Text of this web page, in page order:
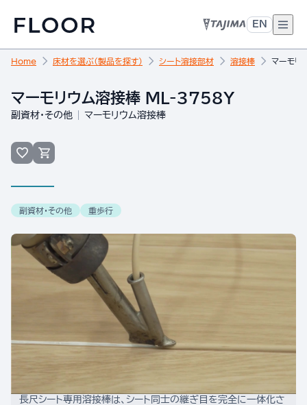
EN
Home 床材を選ぶ（製品を探す） シート溶接部材 溶接棒 マーモ
マーモリウム溶接棒 ML-3758Y
副資材・その他 マーモリウム溶接棒
副資材・その他 重歩行
長尺シート専用溶接棒は、シート同士の継ぎ目を完全に一体化さ